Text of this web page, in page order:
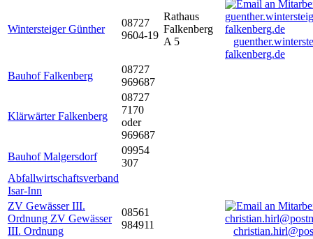
Wintersteiger Günther
08727
9604-19
Rathaus
Falkenberg
A 5
falkenberg.de
Bauhof Falkenberg
08727
969687
Klärwärter Falkenberg
08727
7170
oder
969687
Bauhof Malgersdorf
09954
307
Abfallwirtschaftsverband
Isar-Inn
ZV Gewässer III.
Ordnung ZV Gewässer
III. Ordnung
08561
984911